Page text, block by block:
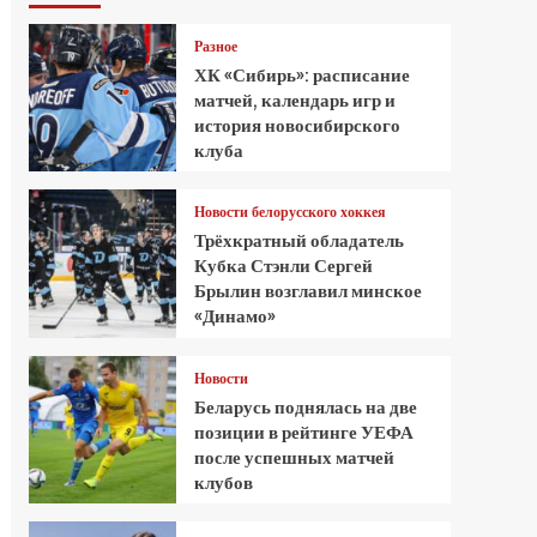
Разное
ХК «Сибирь»: расписание
матчей, календарь игр и
история новосибирского
клуба
Новости белорусского хоккея
Трёхкратный обладатель
Кубка Стэнли Сергей
Брылин возглавил минское
«Динамо»
Новости
Беларусь поднялась на две
позиции в рейтинге УЕФА
после успешных матчей
клубов